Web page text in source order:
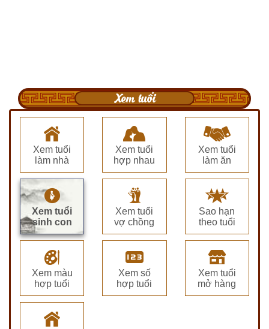
Xem tuổi
Xem tuổi
làm nhà
Xem tuổi
hợp nhau
Xem tuổi
làm ăn
Xem tuổi
sinh con
Xem tuổi
vợ chồng
Sao hạn
theo tuổi
Xem màu
hợp tuổi
Xem số
hợp tuổi
Xem tuổi
mở hàng